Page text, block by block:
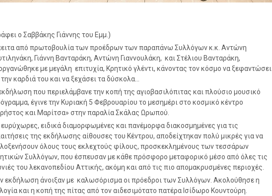
ο Σαββάκης Γιάννης του Εμμ.)
από πρωτοβουλία των προέδρων των παραπάνω Συλλόγων κ.κ. Αντώνη
Γιάννη Βανταράκη, Αντώνη Γιαννουλάκη, και Στέλιου Βανταράκη,
με μεγάλη επιτυχία, Κρητικό γλέντι, κάνοντας τον κόσμο να ξεφαντώσει
καρδιά του και να ξεχάσει τα δύσκολα…
που περιελάμβανε την κοπή της αγιοβασιλόπιτας και πλούσιο μουσικό
έγινε την Κυριακή 5 Φεβρουαρίου το μεσημέρι στο κοσμικό κέντρο
και Μαρίτσα» στην παραλία Σκάλας Ωρωπού.
ευρύχωρες, ειδικά διαμορφωμένες και πανέμορφα διακοσμημένες για τις
της εκδήλωσης αίθουσες του Κέντρου, αποδείχτηκαν πολύ μικρές για να
όλους τους εκλεχτούς φίλους, προσκεκλημένους των τεσσάρων
Συλλόγων, που έσπευσαν με κάθε πρόσφορο μεταφορικό μέσο από όλες τις
του λεκανοπεδίου Αττικής, ακόμη και από τις πιο απομακρυσμένες περιοχές.
εκδήλωση άνοιξαν με καλωσόρισμα οι πρόεδροι των Συλλόγων. Ακολούθησε η
και η κοπή της πίτας από τον αιδεσιμότατο πατέρα Ισίδωρο Κουντούρη.